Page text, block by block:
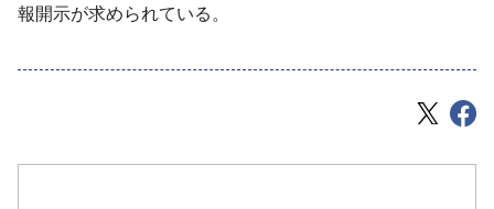
報開示が求められている。